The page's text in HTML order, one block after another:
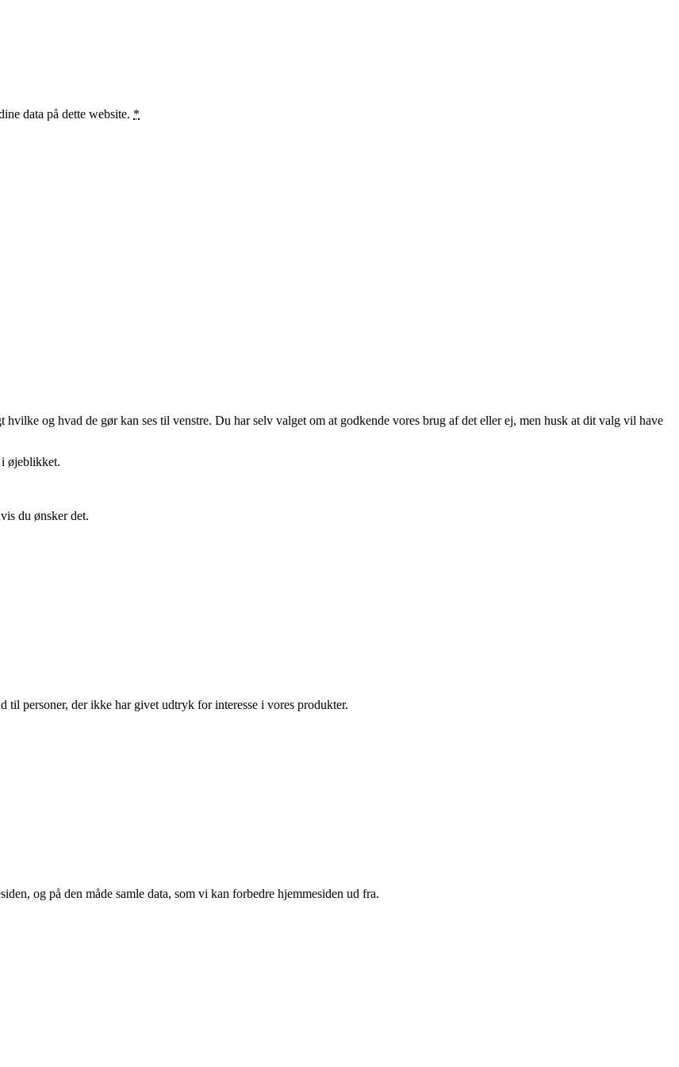
data på dette website. *
og hvad de gør kan ses til venstre. Du har selv valget om at godkende vores brug af det eller ej, men husk at dit valg vil have
øjeblikket.
du ønsker det.
personer, der ikke har givet udtryk for interesse i vores produkter.
og på den måde samle data, som vi kan forbedre hjemmesiden ud fra.